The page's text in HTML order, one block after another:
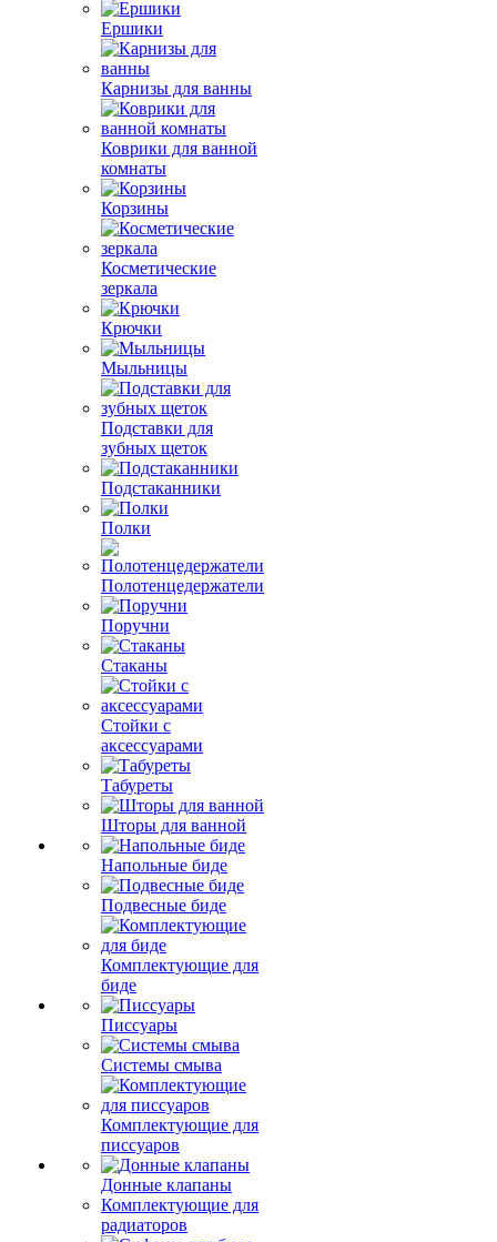
Ершики
Карнизы для ванны
Коврики для ванной
комнаты
Корзины
Косметические
зеркала
Крючки
Мыльницы
Подставки для
зубных щеток
Подстаканники
Полки
Полотенцедержатели
Поручни
Стаканы
Стойки с
аксессуарами
Табуреты
Шторы для ванной
Напольные биде
Подвесные биде
Комплектующие для
биде
Писсуары
Системы смыва
Комплектующие для
писсуаров
Донные клапаны
Комплектующие для
радиаторов